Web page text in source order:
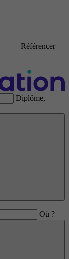
Référencer
Diplôme,
Où ?